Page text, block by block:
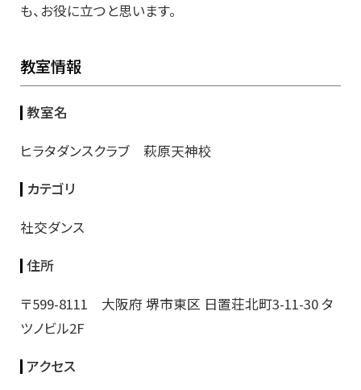
も、お役に立つと思います。
教室情報
教室名
ヒラタダンスクラブ 萩原天神校
カテゴリ
社交ダンス
住所
〒599-8111 大阪府 堺市東区 日置荘北町3-11-30 タ
ツノビル2F
アクセス